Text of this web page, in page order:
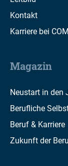
Kontakt
Karriere bei
Magazin
Neustart in den
Berufliche
Beruf & Karriere
Zukunft der